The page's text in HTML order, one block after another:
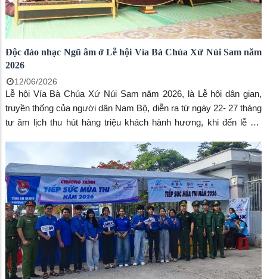
Độc đáo nhạc Ngũ âm ở Lễ hội Vía Bà Chúa Xứ Núi Sam năm
2026
12/06/2026
Lễ hội Vía Bà Chúa Xứ Núi Sam năm 2026, là Lễ hội dân gian,
truyền thống của người dân Nam Bộ, diễn ra từ ngày 22- 27 tháng
tư âm lịch thu hút hàng triệu khách hành hương, khi đến lễ hội
hội như: Lễ khai hội, Lễ Phục hiện rước tượng Bà, Lễ Tắm Bà, Lễ
Thỉnh sắc thần, Lễ Túc yết và Xây chầu, Lễ Chánh tế và Lễ Hồi
sắc.